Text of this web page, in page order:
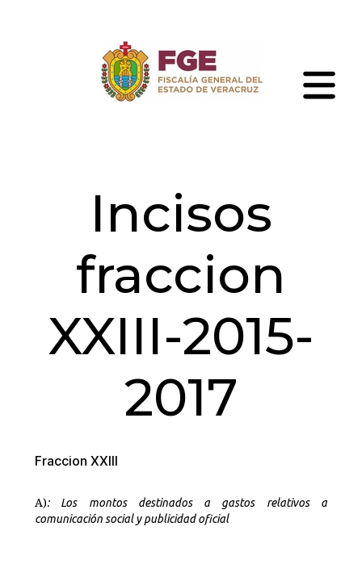
Veracruz
Incisos
fraccion
XXIII-2015-
2017
Fraccion XXIII
A): Los montos destinados a gastos relativos a
comunicación social y publicidad oficial